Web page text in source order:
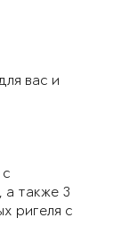
вас и
а также 3
ригеля с